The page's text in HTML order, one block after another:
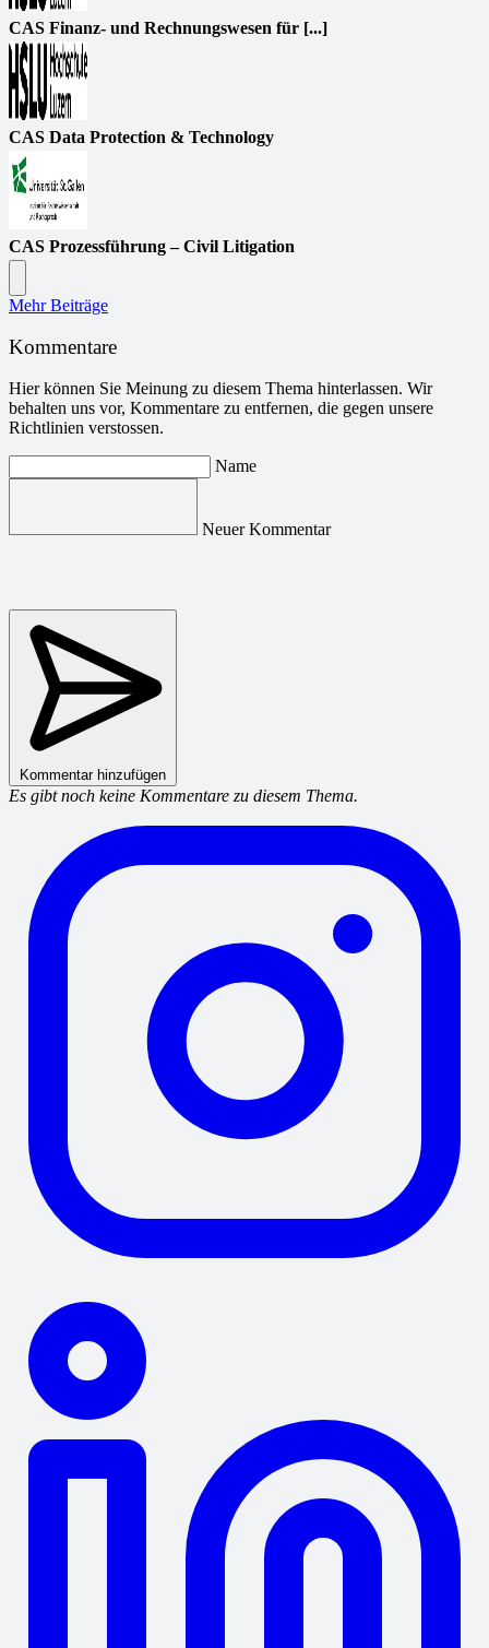
CAS Finanz- und Rechnungswesen für [...]
CAS Data Protection & Technology
CAS Prozessführung – Civil Litigation
Mehr Beiträge
Kommentare
Hier können Sie Meinung zu diesem Thema hinterlassen. Wir
behalten uns vor, Kommentare zu entfernen, die gegen unsere
Richtlinien verstossen.
Name
Neuer Kommentar
Kommentar hinzufügen
Es gibt noch keine Kommentare zu diesem Thema.